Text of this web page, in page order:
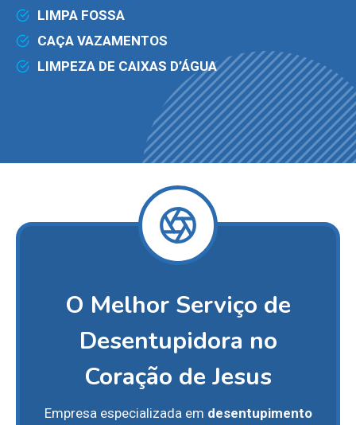
LIMPA FOSSA
CAÇA VAZAMENTOS
LIMPEZA DE CAIXAS D’ÁGUA
O Melhor Serviço de
Desentupidora no
Coração de Jesus
Empresa especializada em desentupimento